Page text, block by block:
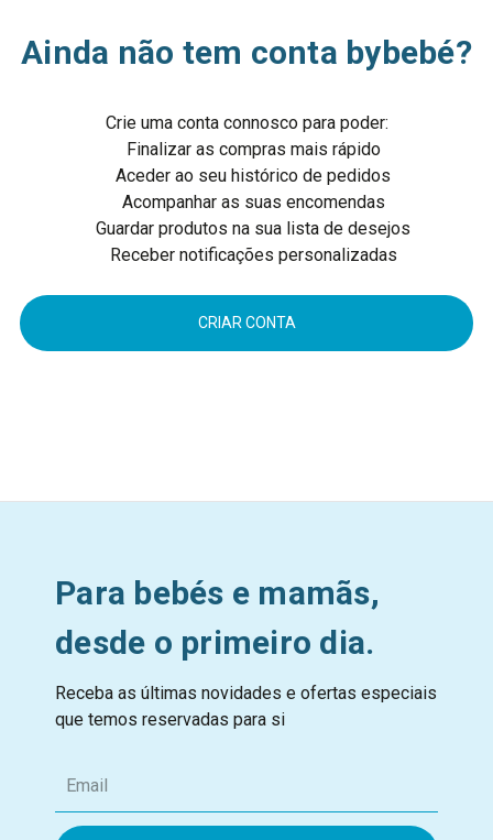
Ainda não tem conta bybebé?
Crie uma conta connosco para poder:
Finalizar as compras mais rápido
Aceder ao seu histórico de pedidos
Acompanhar as suas encomendas
Guardar produtos na sua lista de desejos
Receber notificações personalizadas
CRIAR CONTA
Para bebés e mamãs,
desde o primeiro dia.
Receba as últimas novidades e ofertas especiais
que temos reservadas para si
m